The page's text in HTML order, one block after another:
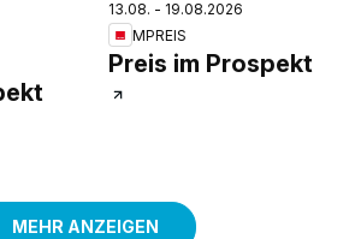
13.08. - 19.08.2026
MPREIS
Preis im Prospekt
MEHR ANZEIGEN